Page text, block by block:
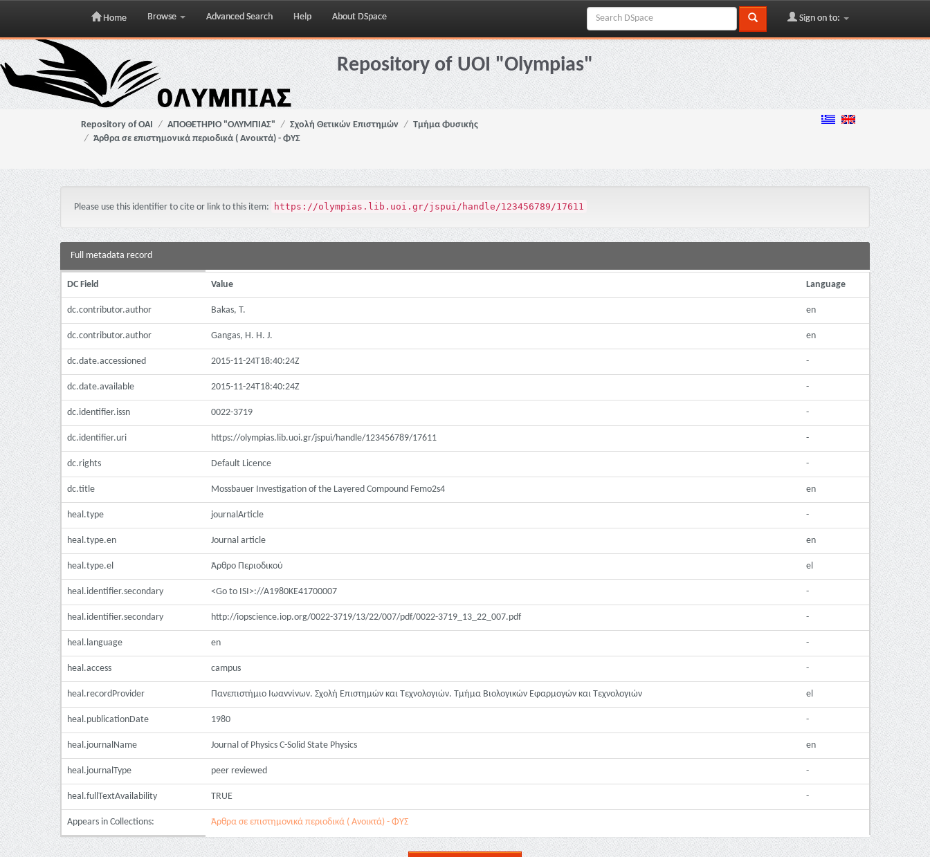
Skip
navigation
Home Browse Advanced Search Help About DSpace Sign on to:
Repository of UOI "Olympias"
Repository of OAI ΑΠΟΘΕΤΗΡΙΟ "ΟΛΥΜΠΙΑΣ" Σχολή Θετικών Επιστημών
Τμήμα Φυσικής
Άρθρα σε επιστημονικά περιοδικά ( Ανοικτά) - ΦΥΣ
Please use this identifier to cite or link to this item: https://olympias.lib.uoi.gr/jspui/handle/123456789/17611
Full metadata record
DC Field Value Language
dc.contributor.author Bakas, T. en
dc.contributor.author Gangas, H. H. J. en
dc.date.accessioned 2015-11-24T18:40:24Z -
dc.date.available 2015-11-24T18:40:24Z -
dc.identifier.issn 0022-3719 -
dc.identifier.uri https://olympias.lib.uoi.gr/jspui/handle/123456789/17611 -
dc.rights Default Licence -
dc.title Mossbauer Investigation of the Layered Compound Femo2s4 en
heal.type journalArticle -
heal.type.en Journal article en
heal.type.el Άρθρο Περιοδικού el
heal.identifier.secondary <Go to ISI>://A1980KE41700007 -
heal.identifier.secondary http://iopscience.iop.org/0022-3719/13/22/007/pdf/0022-3719_13_22_007.pdf -
heal.language en -
heal.access campus -
heal.recordProvider Πανεπιστήμιο Ιωαννίνων. Σχολή Επιστημών και Τεχνολογιών. Τμήμα Βιολογικών Εφαρμογών και Τεχνολογιών el
heal.publicationDate 1980 -
heal.journalName Journal of Physics C-Solid State Physics en
heal.journalType peer reviewed -
heal.fullTextAvailability TRUE -
Appears in Collections: Άρθρα σε επιστημονικά περιοδικά ( Ανοικτά) - ΦΥΣ